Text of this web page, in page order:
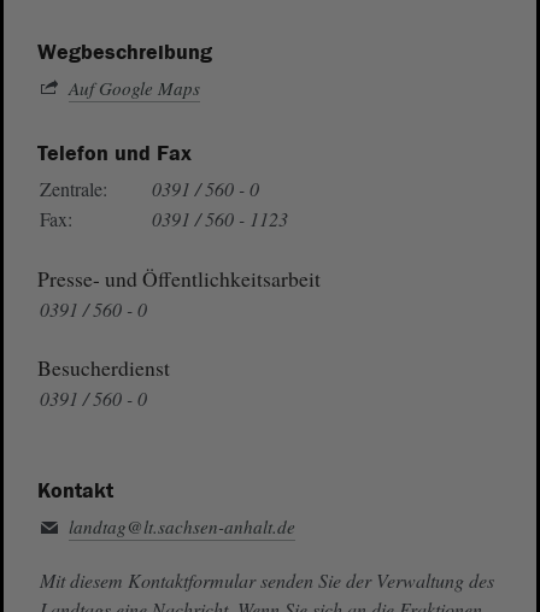
Wegbeschreibung
Auf Google Maps
Telefon und Fax
Zentrale:
0391 / 560 - 0
Fax:
0391 / 560 - 1123
Presse- und Öffentlichkeitsarbeit
0391 / 560 - 0
Besucherdienst
0391 / 560 - 0
Kontakt
landtag@lt.sachsen-anhalt.de
Mit diesem Kontaktformular senden Sie der Verwaltung des